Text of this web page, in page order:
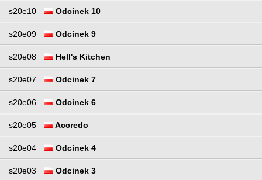
s20e10 Odcinek 10
s20e09 Odcinek 9
s20e08 Hell's Kitchen
s20e07 Odcinek 7
s20e06 Odcinek 6
s20e05 Accredo
s20e04 Odcinek 4
s20e03 Odcinek 3